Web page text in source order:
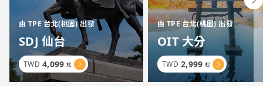
由 TPE 台北(桃園) 出發
SDJ 仙台
TWD 4,099 起
由 TPE 台北(桃園) 出發
OIT 大分
TWD 2,999 起